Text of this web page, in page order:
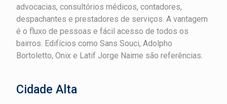
advocacias, consultórios médicos, contadores,
despachantes e prestadores de serviços. A vantagem
é o fluxo de pessoas e fácil acesso de todos os
bairros. Edifícios como Sans Souci, Adolpho
Bortoletto, Onix e Latif Jorge Naime são referências.
Cidade Alta